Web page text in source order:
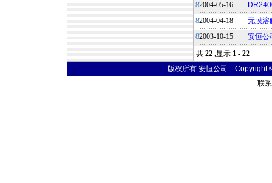
82004-05-16
82004-04-18
无膜溶
82003-10-15
安恒公
共 22 ,显示 1 - 22
版权所有 安恒公司 Copyright
联